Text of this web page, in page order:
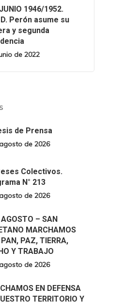
1946/1952.
Perón asume su
y segunda
de 2022
de Prensa
de 2026
Colectivos.
N° 213
de 2026
AGOSTO – SAN
MARCHAMOS
PAZ, TIERRA,
Y TRABAJO
de 2026
EN DEFENSA
TERRITORIO Y